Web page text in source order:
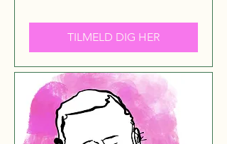
TILMELD DIG HER